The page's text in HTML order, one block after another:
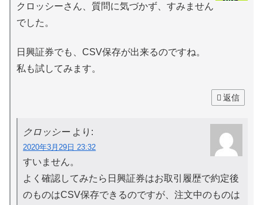
クロッシーさん、質問に気づかず、すみません
でした。
日興証券でも、CSV保存が出来るのですね。
私も試してみます。
返信
クロッシー より:
2020年3月29日 23:32
すいません。
よく確認してみたら日興証券はお取引履歴で約定後
のものはCSV保存できるのですが、注文中のものは